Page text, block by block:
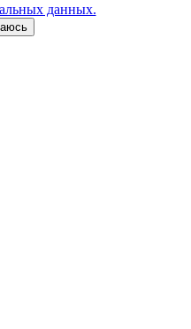
данных.